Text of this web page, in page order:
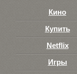
Кино
Купить
Netflix
Игры